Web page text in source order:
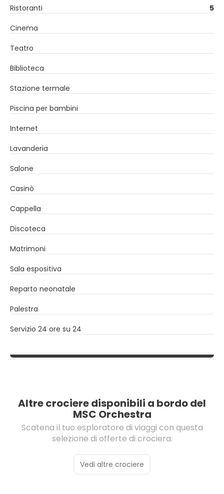
Ristoranti
5
Cinema
Teatro
Biblioteca
Stazione termale
Piscina per bambini
Internet
Lavanderia
Salone
Casinò
Cappella
Discoteca
Matrimoni
Sala espositiva
Reparto neonatale
Palestra
Servizio 24 ore su 24
Altre crociere disponibili a bordo del
MSC Orchestra
Scatena il tuo esploratore di viaggi con questa
selezione di offerte di crociera.
Vedi altre crociere